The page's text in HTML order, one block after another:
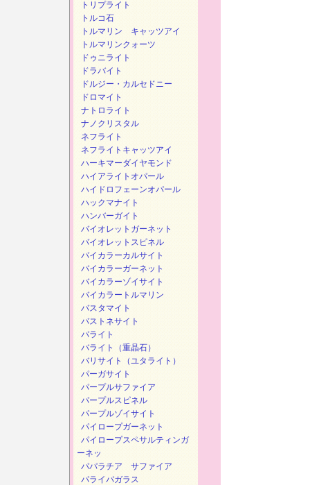
トリプライト
トルコ石
トルマリン キャッツアイ
トルマリンクォーツ
ドゥニライト
ドラバイト
ドルジー・カルセドニー
ドロマイト
ナトロライト
ナノクリスタル
ネフライト
ネフライトキャッツアイ
ハーキマーダイヤモンド
ハイアライトオパール
ハイドロフェーンオパール
ハックマナイト
ハンバーガイト
バイオレットガーネット
バイオレットスピネル
バイカラーカルサイト
バイカラーガーネット
バイカラーゾイサイト
バイカラートルマリン
バスタマイト
バストネサイト
バライト
バライト（重晶石）
バリサイト（ユタライト）
パーガサイト
パープルサファイア
パープルスピネル
パープルゾイサイト
パイロープガーネット
パイロープスペサルティンガ
ーネッ
パパラチア サファイア
パライバガラス